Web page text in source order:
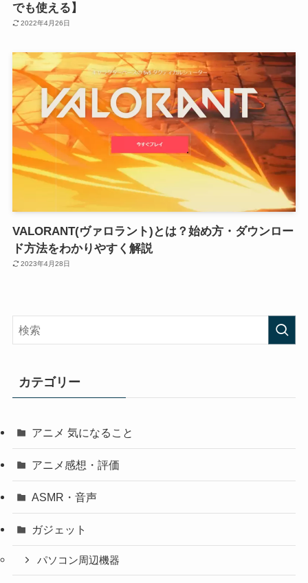
でも使える】
2022年4月26日
VALORANT(ヴァロラント)とは？始め方・ダウンロー
ド方法をわかりやすく解説
2023年4月28日
カテゴリー
アニメ 気になること
アニメ感想・評価
ASMR・音声
ガジェット
パソコン周辺機器